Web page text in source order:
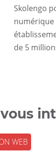
Skolengo
numérique
de 5
WEB